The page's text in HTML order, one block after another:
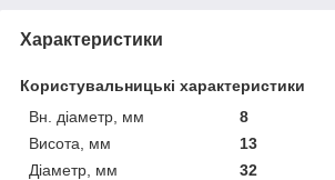
Характеристики
Користувальницькі характеристики
Вн. діаметр, мм
8
Висота, мм
13
Діаметр, мм
32